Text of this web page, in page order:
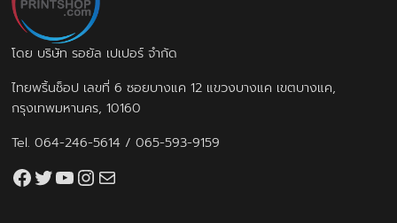
โดย บริษัท รอยัล เปเปอร์ จำกัด
ไทยพริ้นช็อป เลขที่ 6 ซอยบางแค 12 แขวงบางแค เขตบางแค,
กรุงเทพมหานคร, 10160
Tel.064-246-5614 /065-593-9159
Facebook
Twitter
YouTube
Instagram
thaiprintshop.aw@gmail.com